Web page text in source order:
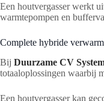
Een houtvergasser werkt
warmtepompen en
Complete hybride
Bij Duurzame CV
totaaloplossingen waarbij
Een houtvergasser kan